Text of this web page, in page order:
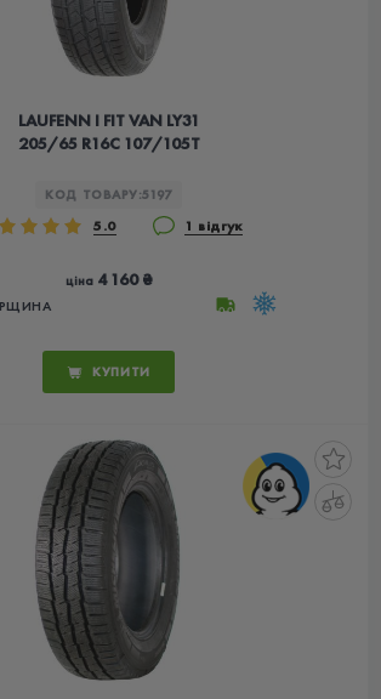
LAUFENN I FIT VAN LY31
205/65 R16C 107/105T
КОД ТОВАРУ:5197
5.0 1 відгук
ціна4 160 ₴
КУПИТИ